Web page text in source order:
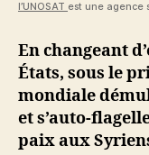
l’UNOSAT est une agence
En changeant
États, sous le
mondiale
et s’auto-
paix aux